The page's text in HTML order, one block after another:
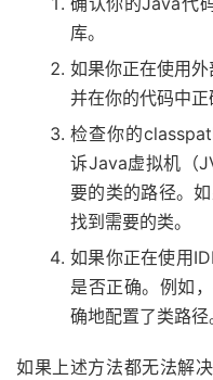
库。
如果你正在使用
并在你的代码中正
检查你的
诉Java虚拟机（
要的类的路径。
找到需要的类。
如果你正在使用
是否正确。例如
确地配置了类路径
如果上述方法都无法解